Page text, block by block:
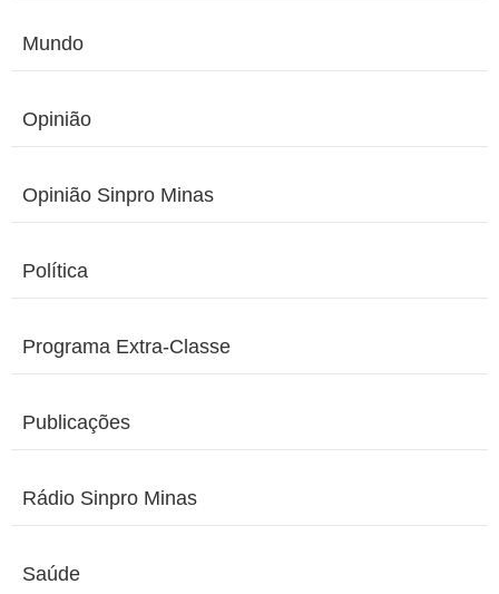
Mundo
Opinião
Opinião Sinpro Minas
Política
Programa Extra-Classe
Publicações
Rádio Sinpro Minas
Saúde